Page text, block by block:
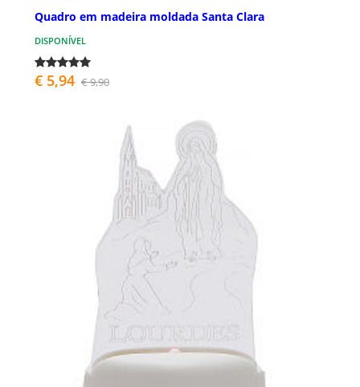
Quadro em madeira moldada Santa Clara
DISPONÍVEL
€ 5,94 € 9,90